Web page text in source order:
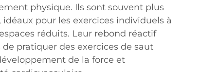
physique. Ils sont souvent plus
pour les exercices individuels à
réduits. Leur rebond réactif
pratiquer des exercices de saut
de la force et